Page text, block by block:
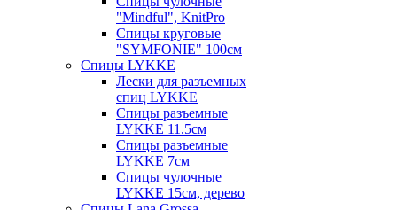
"Mindful", KnitPro
Спицы круговые
"SYMFONIE" 100см
Спицы LYKKE
Лески для разъемных
спиц LYKKE
Спицы разъемные
LYKKE 11.5см
Спицы разъемные
LYKKE 7см
Спицы чулочные
LYKKE 15см, дерево